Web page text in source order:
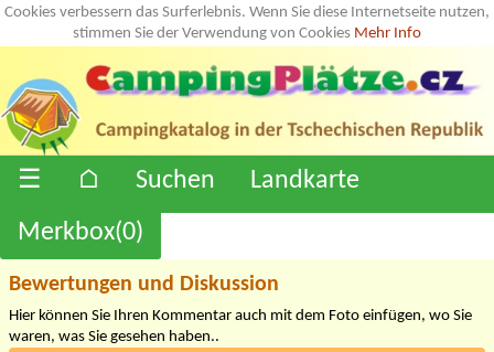
Cookies verbessern das Surferlebnis. Wenn Sie diese Internetseite nutzen,
stimmen Sie der Verwendung von Cookies Mehr Info
☰ ⌂ Suchen
Landkarte
Merkbox(0)
Bewertungen und Diskussion
Hier können Sie Ihren Kommentar auch mit dem Foto einfügen, wo Sie
waren, was Sie gesehen haben..